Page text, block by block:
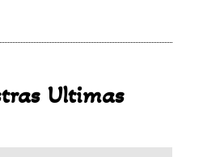
Ultimas